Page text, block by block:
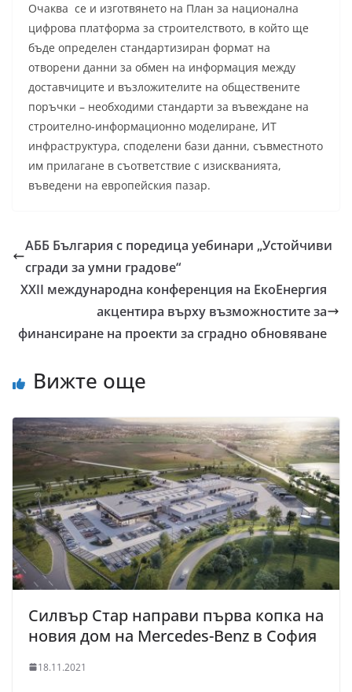
Очаква се и изготвянето на План за национална
цифрова платформа за строителството, в който ще
бъде определен стандартизиран формат на
отворени данни за обмен на информация между
доставчиците и възложителите на обществените
поръчки – необходими стандарти за въвеждане на
строително-информационно моделиране, ИТ
инфраструктура, споделени бази данни, съвместното
им прилагане в съответствие с изискванията,
въведени на европейския пазар.
АББ България с поредица уебинари „Устойчиви
сгради за умни градове“
XXII международна конференция на ЕкоЕнергия
акцентира върху възможностите за
финансиране на проекти за сградно обновяване
Вижте още
Силвър Стар направи първа копка на
новия дом на Mercedes-Benz в София
18.11.2021